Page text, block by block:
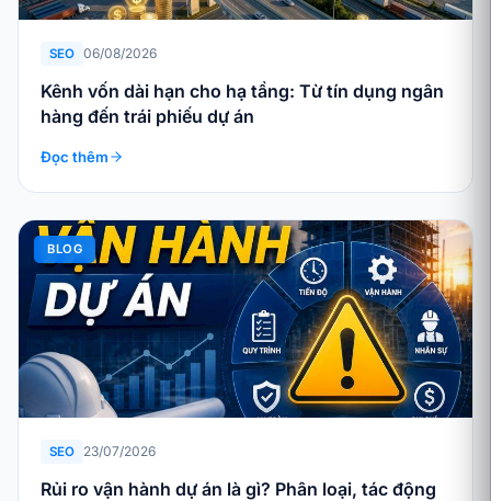
SEO 06/08/2026
Kênh vốn dài hạn cho hạ tầng: Từ tín dụng ngân
hàng đến trái phiếu dự án
Đọc thêm
BLOG
SEO 23/07/2026
Rủi ro vận hành dự án là gì? Phân loại, tác động